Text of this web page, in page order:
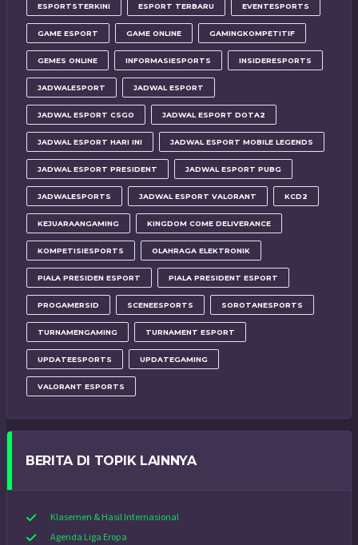
ESPORTSTERKINI ESPORT TERBARU EVENTESPORTS
GAME ESPORT GAME ONLINE GAMINGKOMPETITIF
GEMES ONLINE INFORMASIESPORTS INSIDERESPORTS
JADWALESPORT JADWAL ESPORT
JADWAL ESPORT CSGO JADWAL ESPORT DOTA2
JADWAL ESPORT HARI INI JADWAL ESPORT MOBILE LEGENDS
JADWAL ESPORT PRESIDENT JADWAL ESPORT PUBG
JADWALESPORTS JADWAL ESPORT VALORANT KCD2
KEJUARAANGAMING KINGDOM COME DELIVERANCE
KOMPETISIESPORTS OLAHRAGA ELEKTRONIK
PIALA PRESIDEN ESPORT PIALA PRESIDENT ESPORT
PROGAMERSID SCENEESPORTS SOROTANESPORTS
TURNAMENGAMING TURNAMENT ESPORT
UPDATEESPORTS UPDATEGAMING
VALORANT ESPORTS
BERITA DI TOPIK LAINNYA
Klasemen & Hasil Internasional
Agenda Liga Eropa